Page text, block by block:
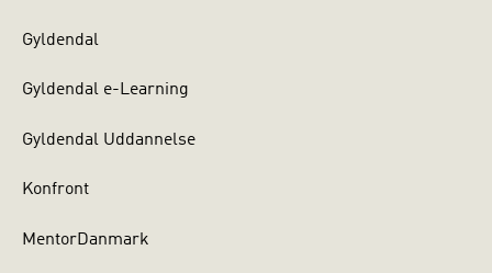
Gyldendal
Gyldendal e-Learning
Gyldendal Uddannelse
Konfront
MentorDanmark